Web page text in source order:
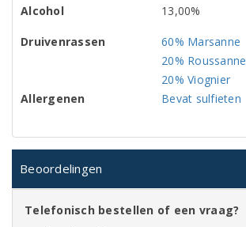
Alcohol
13,00%
Druivenrassen
60% Marsanne
20% Roussanne
20% Viognier
Allergenen
Bevat sulfieten
Beoordelingen
Telefonisch bestellen of een vraag?